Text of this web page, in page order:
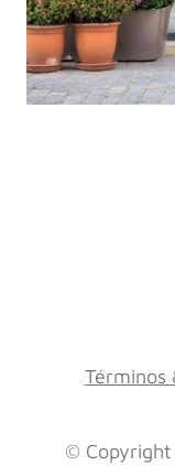
Términos
© Copyright